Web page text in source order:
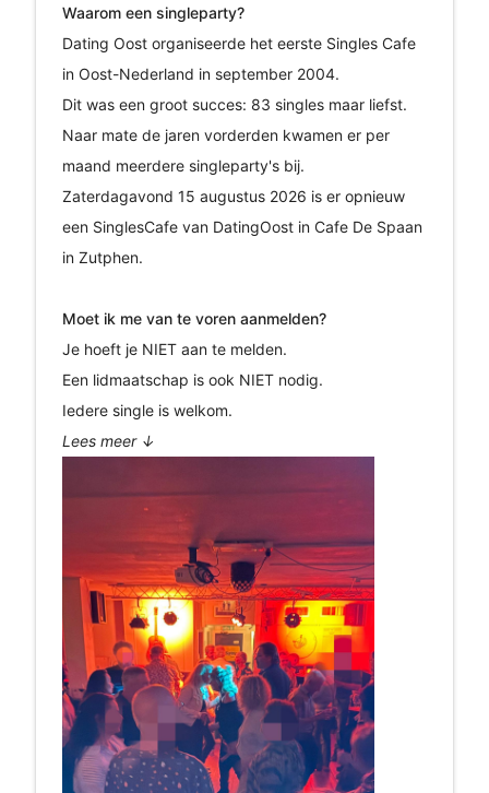
Waarom een singleparty?
Dating Oost organiseerde het eerste Singles Cafe
in Oost-Nederland in september 2004.
Dit was een groot succes: 83 singles maar liefst.
Naar mate de jaren vorderden kwamen er per
maand meerdere singleparty's bij.
Zaterdagavond 15 augustus 2026 is er opnieuw
een SinglesCafe van DatingOost in Cafe De Spaan
in Zutphen.
Moet ik me van te voren aanmelden?
Je hoeft je NIET aan te melden.
Een lidmaatschap is ook NIET nodig.
Iedere single is welkom.
Lees meer ↓